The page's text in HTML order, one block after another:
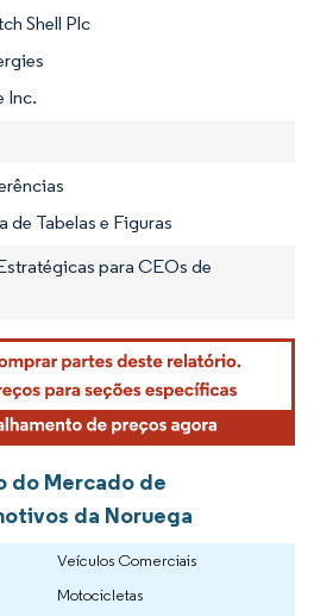
Shell Plc
Inc.
de Tabelas e Figuras
para CEOs de
do Mercado de
da Noruega
Veículos Comerciais
Motocicletas